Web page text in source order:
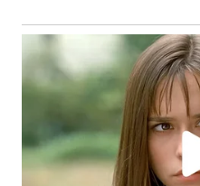
WN
NUSANTARA
WN
JATIM